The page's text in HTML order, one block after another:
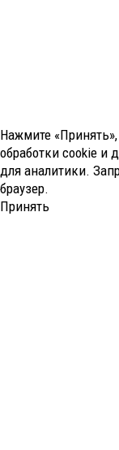
Нажмите
обработки cookie и
для аналитики.
браузер.
Принять